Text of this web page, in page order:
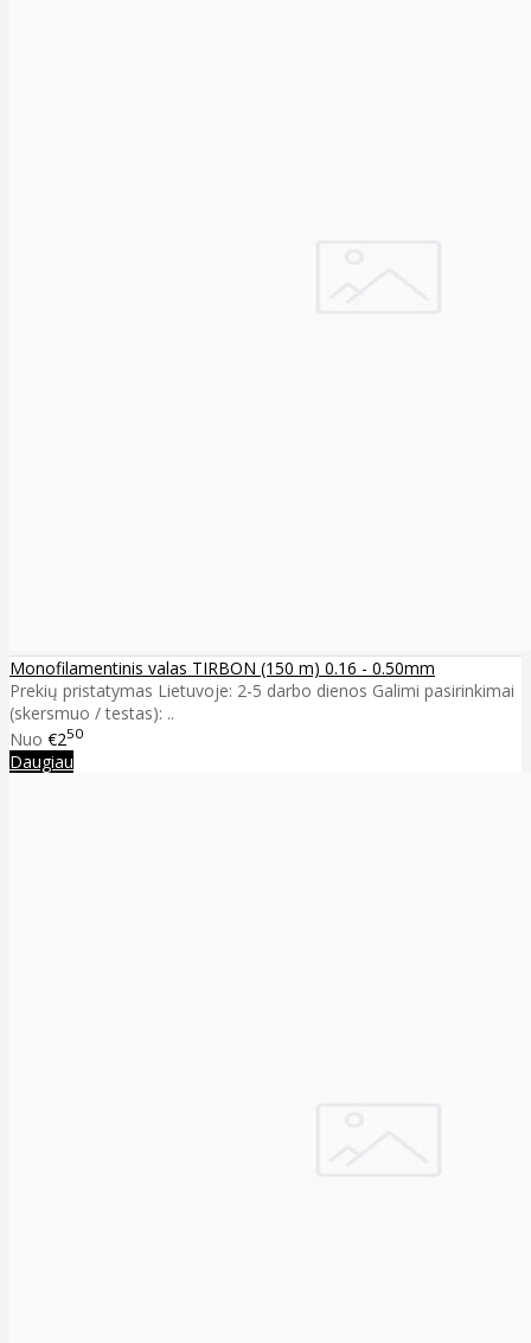
Monofilamentinis valas TIRBON (150 m) 0.16 - 0.50mm
Prekių pristatymas Lietuvoje: 2-5 darbo dienos Galimi pasirinkimai
(skersmuo / testas): ..
Nuo €250
Daugiau